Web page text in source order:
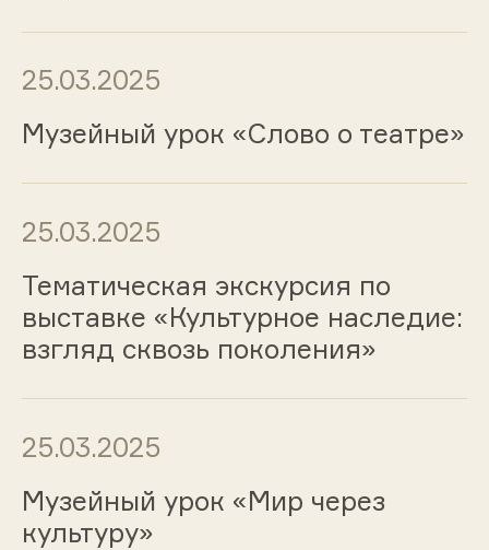
25.03.2025
Музейный урок «Слово о театре»
25.03.2025
Тематическая экскурсия по
выставке «Культурное наследие:
взгляд сквозь поколения»
25.03.2025
Музейный урок «Мир через
культуру»